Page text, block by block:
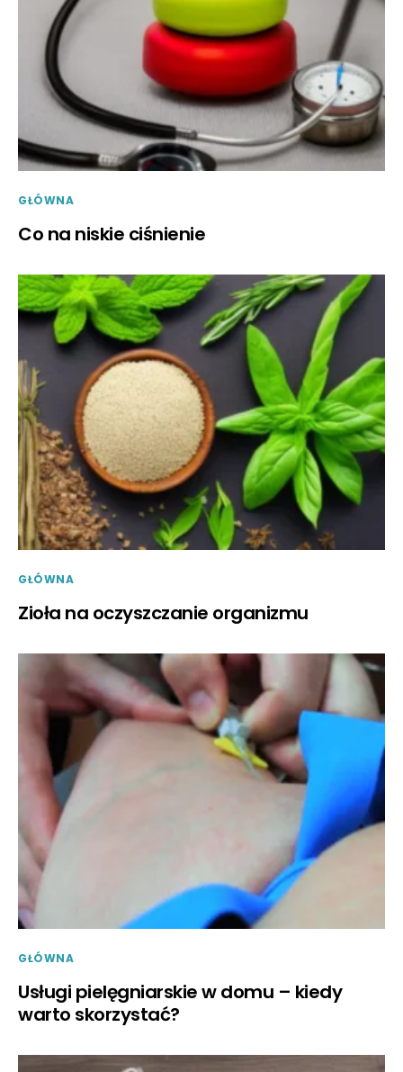
GŁÓWNA
Co na niskie ciśnienie
GŁÓWNA
Zioła na oczyszczanie organizmu
GŁÓWNA
Usługi pielęgniarskie w domu – kiedy
warto skorzystać?